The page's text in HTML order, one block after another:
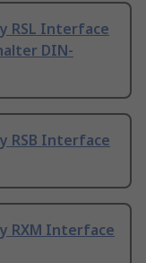
RSL Interface
DIN-
RSB Interface
RXM Interface